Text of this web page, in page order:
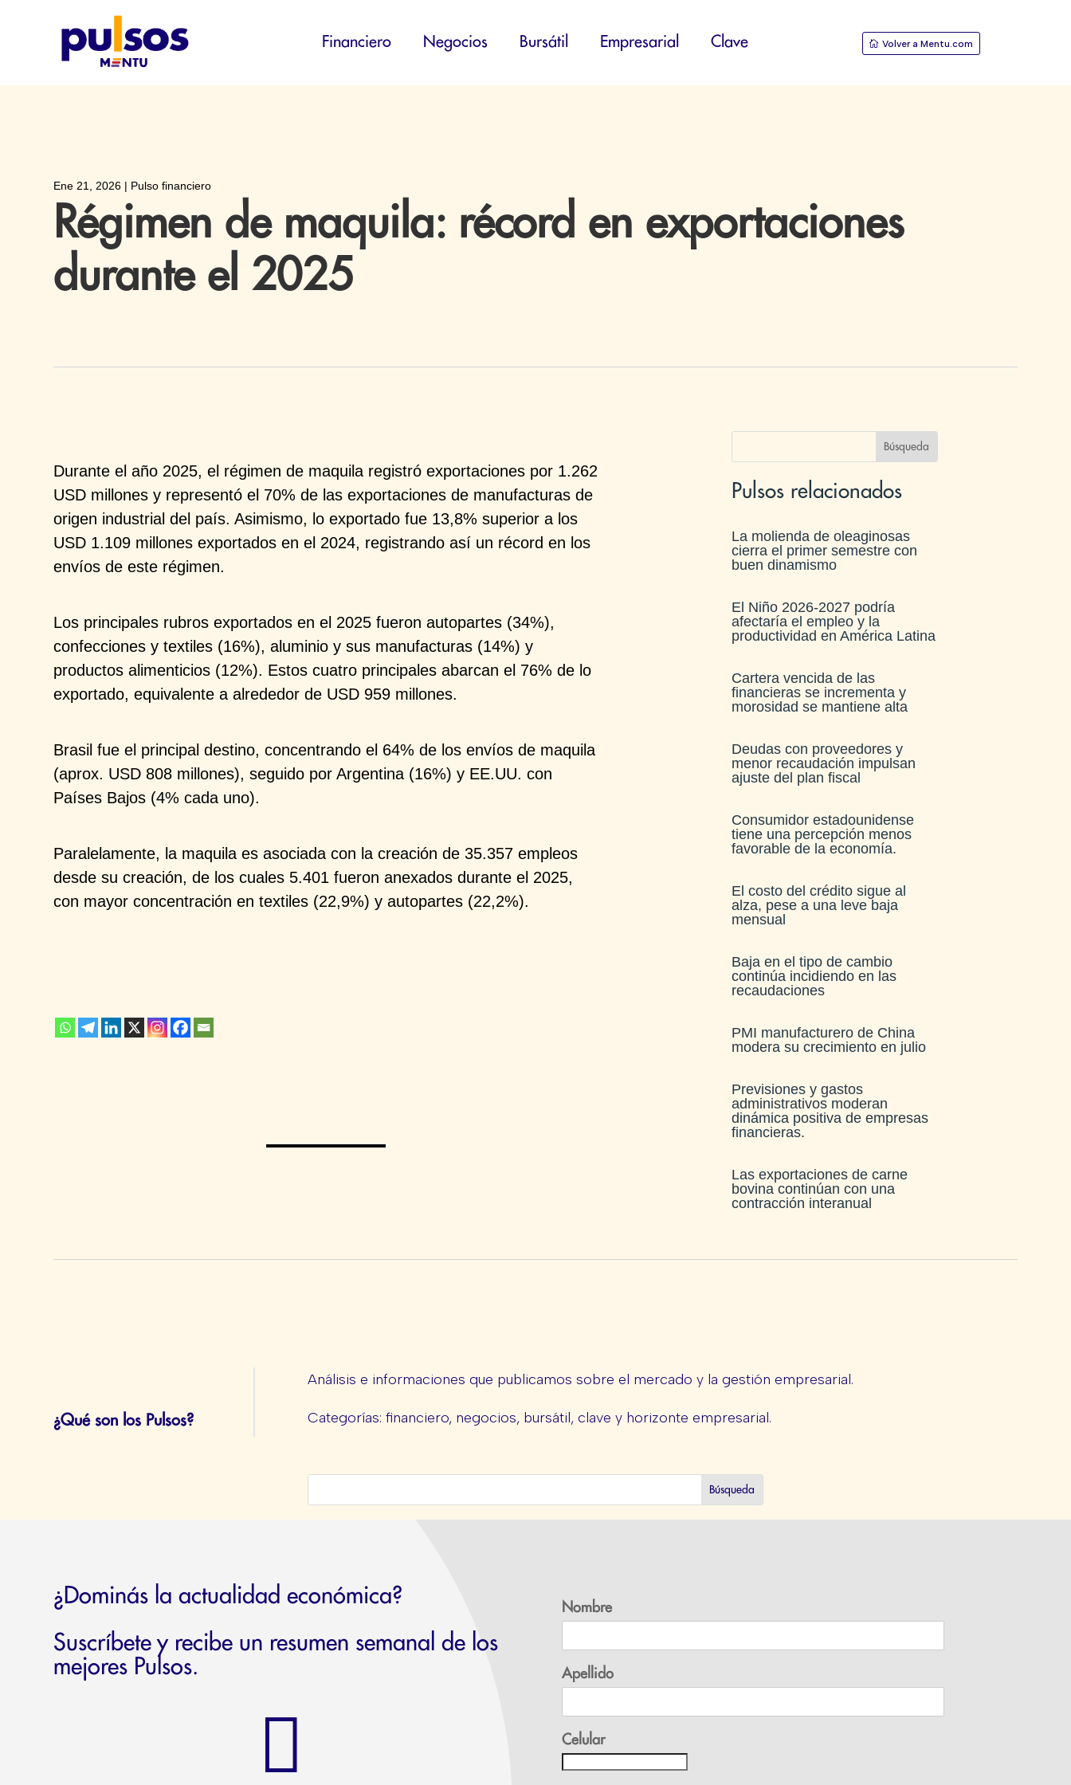
Financiero Negocios Bursátil Empresarial Clave Volver a Mentu.com
Ene 21, 2026 | Pulso financiero
Régimen de maquila: récord en exportaciones
durante el 2025
Durante el año 2025, el régimen de maquila registróexportaciones por 1.262
USD millones y representó el 70% de las exportaciones de manufacturas de
origen industrial del país. Asimismo, lo exportado fue 13,8%superior a los
USD 1.109 millones exportados en el 2024, registrando así un récord en los
envíos de este régimen.
Los principales rubros exportados en el 2025 fueronautopartes (34%),
confecciones y textiles (16%),aluminio y sus manufacturas (14%) y
productosalimenticios (12%). Estos cuatro principales abarcan el 76% de lo
exportado, equivalente a alrededor de USD 959 millones.
Brasil fue el principal destino, concentrando el 64% de los envíos de maquila
(aprox. USD 808 millones),seguido por Argentina (16%) y EE.UU. con
Países Bajos (4% cada uno).
Paralelamente, la maquila es asociada con la creaciónde 35.357 empleos
desde su creación, de los cuales 5.401 fueron anexados durante el 2025,
con mayorconcentración en textiles (22,9%) y autopartes (22,2%).
Pulsos relacionados
La molienda de oleaginosas
cierra el primer semestre con
buen dinamismo​
El Niño 2026-2027 podría
afectaría el empleo y la
productividad en América Latina​
Cartera vencida de las
financieras se incrementa y
morosidad se mantiene alta​
Deudas con proveedores y
menor recaudación impulsan
ajuste del plan fiscal​
Consumidor estadounidense
tiene una percepción menos
favorable de la economía​.
El costo del crédito sigue al
alza, pese a una leve baja
mensual​
Baja en el tipo de cambio
continúa incidiendo en las
recaudaciones​
PMI manufacturero de China
modera su crecimiento en julio​
Previsiones y gastos
administrativos moderan
dinámica positiva de empresas
financieras​.
Las exportaciones de carne
bovina continúan con una
contracción interanual
¿Qué son los Pulsos?
Análisis e informaciones que publicamos sobre el mercado y la gestión empresarial.
Categorías: financiero, negocios, bursátil, clave y horizonte empresarial.
¿Dominás la actualidad económica?
Suscríbete y recibe un resumen semanal de los
mejores Pulsos.

Nombre
Apellido
Celular